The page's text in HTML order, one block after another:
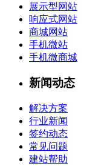
展示型网站
响应式网站
商城网站
手机微站
手机微商城
新闻动态
解决方案
行业新闻
签约动态
常见问题
建站帮助